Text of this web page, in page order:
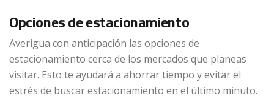
Opciones de estacionamiento
Averigua con anticipación las opciones de
estacionamiento cerca de los mercados que planeas
visitar. Esto te ayudará a ahorrar tiempo y evitar el
estrés de buscar estacionamiento en el último minuto.